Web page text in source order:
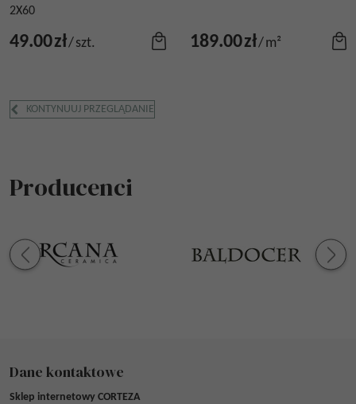
2X60
49.00zł/szt. 189.00zł/m²
KONTYNUUJ PRZEGLĄDANIE
Producenci
Dane kontaktowe
Sklep internetowy CORTEZA